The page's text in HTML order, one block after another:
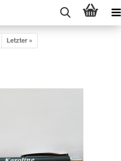
Letzter »